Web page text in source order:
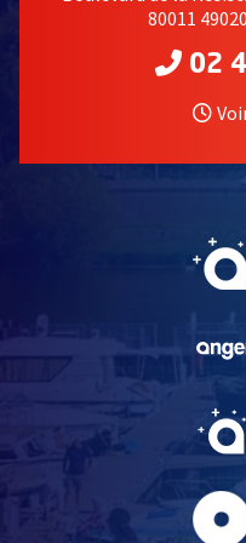
80011
02